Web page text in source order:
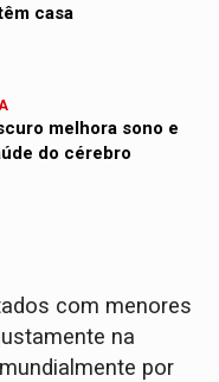
casa
melhora sono e
do cérebro
com menores
na
por